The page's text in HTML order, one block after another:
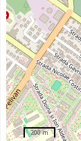
200 m